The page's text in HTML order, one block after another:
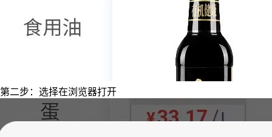
第二步：选择在浏览器打开